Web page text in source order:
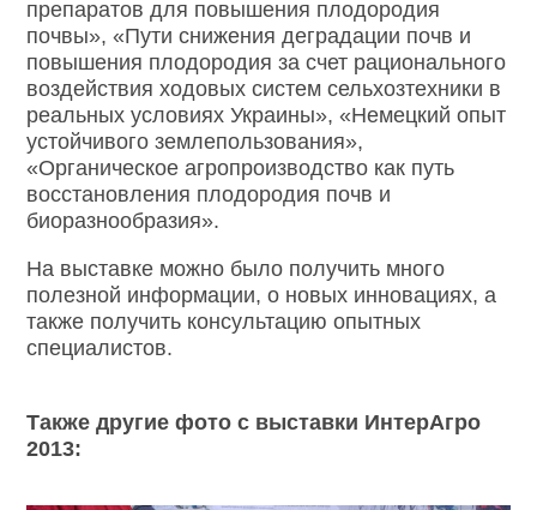
препаратов для повышения плодородия
почвы», «Пути снижения деградации почв и
повышения плодородия за счет рационального
воздействия ходовых систем сельхозтехники в
реальных условиях Украины», «Немецкий опыт
устойчивого землепользования»,
«Органическое агропроизводство как путь
восстановления плодородия почв и
биоразнообразия».
На выставке можно было получить много
полезной информации, о новых инновациях, а
также получить консультацию опытных
специалистов.
Также другие фото с выставки ИнтерАгро
2013: